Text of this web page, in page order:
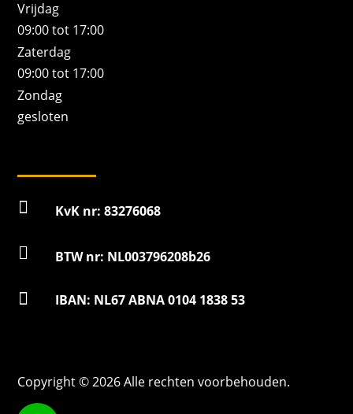
Vrijdag
09:00 tot 17:00
Zaterdag
09:00 tot 17:00
Zondag
gesloten
 KvK nr: 83276068
 BTW nr: NL003796208b26
 IBAN: NL67 ABNA 0104 1838 53
Copyright © 2026 Alle rechten voorbehouden.